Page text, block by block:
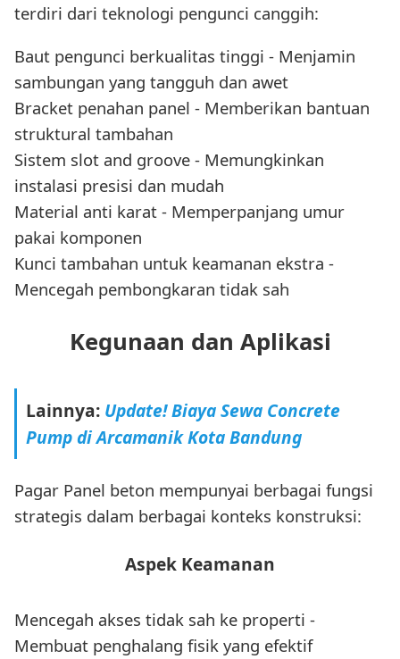
terdiri dari teknologi pengunci canggih:
Baut pengunci berkualitas tinggi - Menjamin
sambungan yang tangguh dan awet
Bracket penahan panel - Memberikan bantuan
struktural tambahan
Sistem slot and groove - Memungkinkan
instalasi presisi dan mudah
Material anti karat - Memperpanjang umur
pakai komponen
Kunci tambahan untuk keamanan ekstra -
Mencegah pembongkaran tidak sah
Kegunaan dan Aplikasi
Lainnya: Update! Biaya Sewa Concrete
Pump di Arcamanik Kota Bandung
Pagar Panel beton mempunyai berbagai fungsi
strategis dalam berbagai konteks konstruksi:
Aspek Keamanan
Mencegah akses tidak sah ke properti -
Membuat penghalang fisik yang efektif